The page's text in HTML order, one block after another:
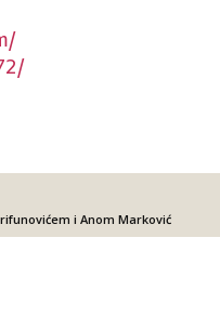
i Anom Marković